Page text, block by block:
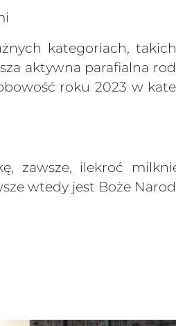
kategoriach,
aktywna parafialna
roku 2023 w
zawsze, ilekroć
wtedy jest Boże